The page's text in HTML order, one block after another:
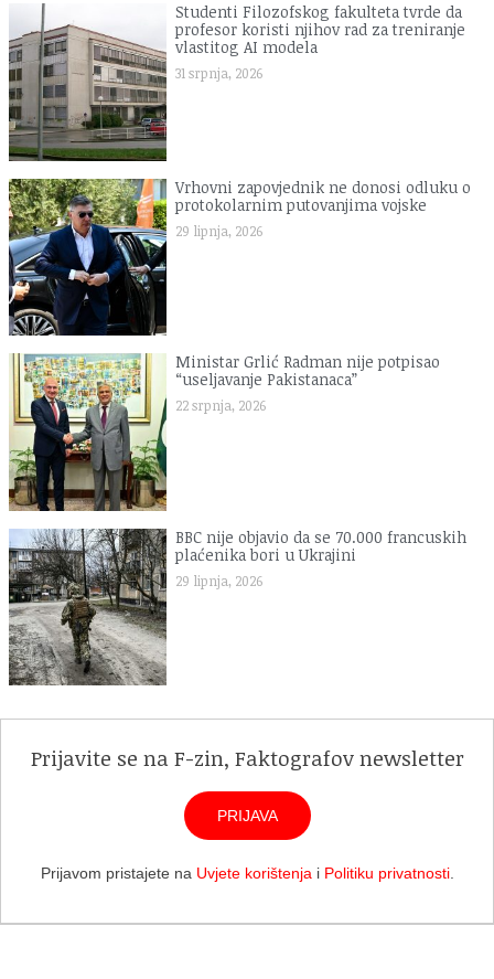
Studenti Filozofskog fakulteta tvrde da
profesor koristi njihov rad za treniranje
vlastitog AI modela
31 srpnja, 2026
Vrhovni zapovjednik ne donosi odluku o
protokolarnim putovanjima vojske
29 lipnja, 2026
Ministar Grlić Radman nije potpisao
“useljavanje Pakistanaca”
22 srpnja, 2026
BBC nije objavio da se 70.000 francuskih
plaćenika bori u Ukrajini
29 lipnja, 2026
Prijavite se na F-zin, Faktografov newsletter
PRIJAVA
Prijavom pristajete na Uvjete korištenjai Politiku privatnosti.